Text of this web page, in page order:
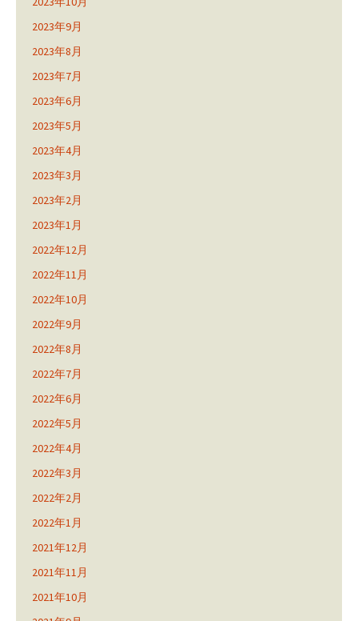
2023年9月
2023年8月
2023年7月
2023年6月
2023年5月
2023年4月
2023年3月
2023年2月
2023年1月
2022年12月
2022年11月
2022年10月
2022年9月
2022年8月
2022年7月
2022年6月
2022年5月
2022年4月
2022年3月
2022年2月
2022年1月
2021年12月
2021年11月
2021年10月